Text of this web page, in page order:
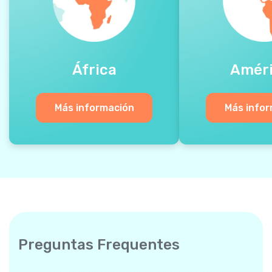
África
Más información Más
Preguntas Frequentes